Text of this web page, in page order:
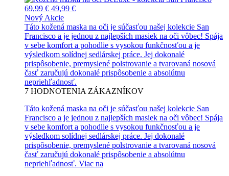
69,99 € 49,99 €
Nový Akcie
Táto kožená maska na oči je súčasťou našej kolekcie San
Francisco a je jednou z najlepších masiek na oči vôbec! Spája
v sebe komfort a pohodlie s vysokou funkčnosťou a je
výsledkom solídnej sedlárskej práce. Jej dokonalé
prispôsobenie, premyslené polstrovanie a tvarovaná nosová
časť zaručujú dokonalé prispôsobenie a absolútnu
nepriehľadnosť.
7 HODNOTENIA ZÁKAZNÍKOV
Táto kožená maska na oči je súčasťou našej kolekcie San
Francisco a je jednou z najlepších masiek na oči vôbec! Spája
v sebe komfort a pohodlie s vysokou funkčnosťou a je
výsledkom solídnej sedlárskej práce. Jej dokonalé
prispôsobenie, premyslené polstrovanie a tvarovaná nosová
časť zaručujú dokonalé prispôsobenie a absolútnu
nepriehľadnosť. Viac na